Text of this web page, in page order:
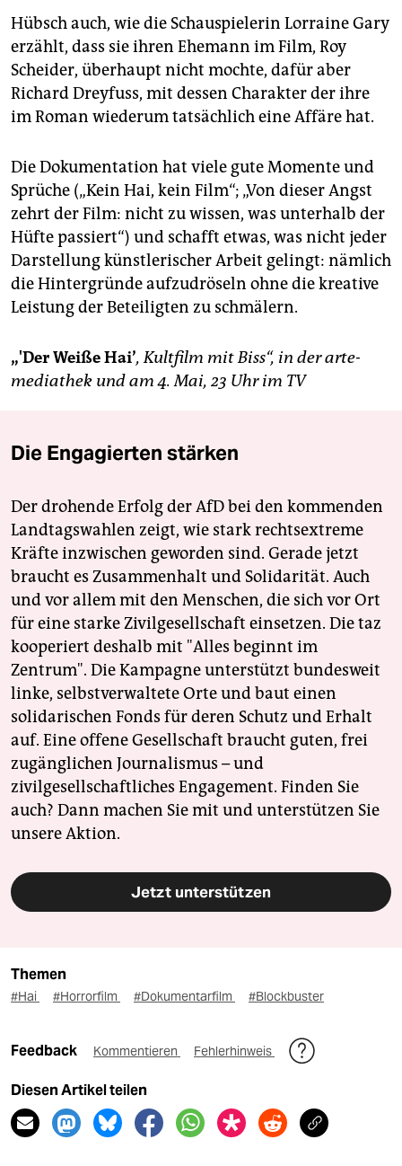
Hübsch auch, wie die Schauspielerin Lorraine Gary
erzählt, dass sie ihren Ehemann im Film, Roy
Scheider, überhaupt nicht mochte, dafür aber
Richard Dreyfuss, mit dessen Charakter der ihre
im Roman wiederum tatsächlich eine Affäre hat.
Die Dokumentation hat viele gute Momente und
Sprüche („Kein Hai, kein Film“; „Von dieser Angst
zehrt der Film: nicht zu wissen, was unterhalb der
Hüfte passiert“) und schafft etwas, was nicht jeder
Darstellung künstlerischer Arbeit gelingt: nämlich
die Hintergründe aufzudröseln ohne die kreative
Leistung der Beteiligten zu schmälern.
„'Der Weiße Hai’, Kultfilm mit Biss“, in der arte-
mediathek und am 4. Mai, 23 Uhr im TV
Die Engagierten stärken
Der drohende Erfolg der AfD bei den kommenden
Landtagswahlen zeigt, wie stark rechtsextreme
Kräfte inzwischen geworden sind. Gerade jetzt
braucht es Zusammenhalt und Solidarität. Auch
und vor allem mit den Menschen, die sich vor Ort
für eine starke Zivilgesellschaft einsetzen. Die taz
kooperiert deshalb mit "Alles beginnt im
Zentrum". Die Kampagne unterstützt bundesweit
linke, selbstverwaltete Orte und baut einen
solidarischen Fonds für deren Schutz und Erhalt
auf. Eine offene Gesellschaft braucht guten, frei
zugänglichen Journalismus – und
zivilgesellschaftliches Engagement. Finden Sie
auch? Dann machen Sie mit und unterstützen Sie
unsere Aktion.
Jetzt unterstützen
Themen
#Hai #Horrorfilm #Dokumentarfilm #Blockbuster
Feedback Kommentieren Fehlerhinweis
Diesen Artikel teilen